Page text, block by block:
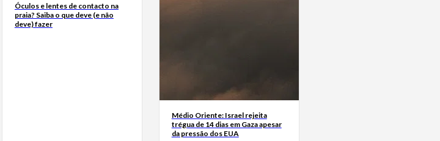
Óculos e lentes de contacto na
praia? Saiba o que deve (e não
deve) fazer
Médio Oriente: Israel rejeita
trégua de 14 dias em Gaza apesar
da pressão dos EUA